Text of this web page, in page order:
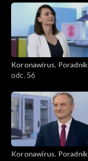
Koronawirus. Poradnik
odc. 56
Koronawirus. Poradnik